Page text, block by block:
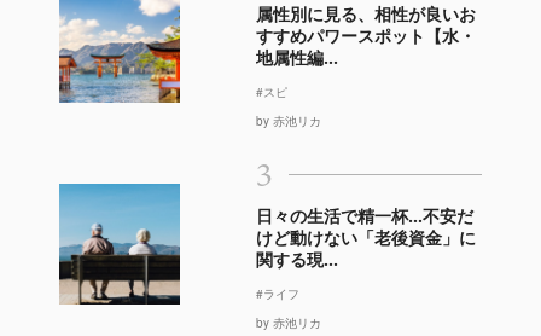
属性別に見る、相性が良いお
すすめパワースポット【水・
地属性編...
#スピ
by 赤池リカ
3
日々の生活で精一杯…不安だ
けど動けない「老後資金」に
関する現...
#ライフ
by 赤池リカ